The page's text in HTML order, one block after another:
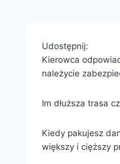
Udostępnij:
Kierowca
należycie
Im dłuższa trasa
Kiedy pakujesz
większy i cięższy